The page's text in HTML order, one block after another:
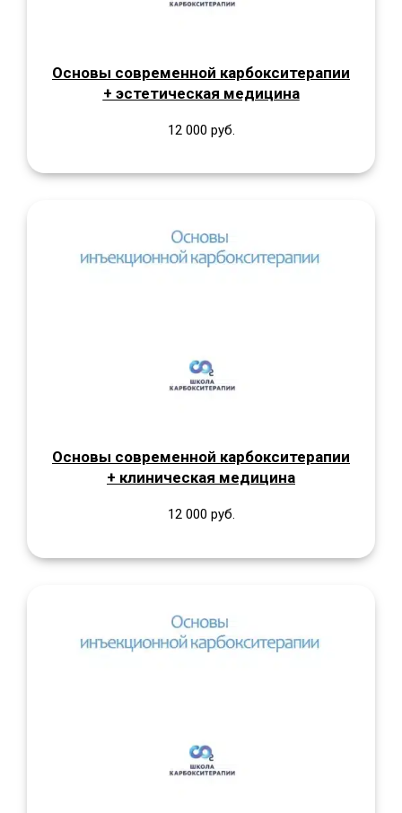
Основы современной карбокситерапии
+ эстетическая медицина
12 000 руб.
Основы современной карбокситерапии
+ клиническая медицина
12 000 руб.